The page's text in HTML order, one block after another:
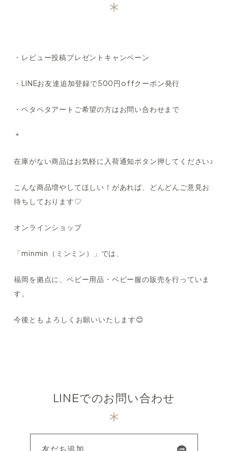
・レビュー投稿プレゼントキャンペーン
・LINEお友達追加登録で500円offクーポン発行
・ペタペタアートご希望の方はお問い合わせまで
＊
在庫がない商品はお気軽に入荷通知ボタン押してください♪
こんな商品増やしてほしい！があれば、どんどんご意見お
待ちしております♡
オンラインショップ
「minmin（ミンミン）」では、
福岡を拠点に、ベビー用品・ベビー服の販売を行っていま
す。
今後とも よろしくお願いいたします😊
LINEでのお問い合わせ